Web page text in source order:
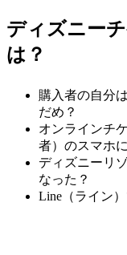
ディズニー
は？
購入者の自分
だめ？
オンラインチ
者）のスマホ
ディズニーリ
なった？
Line（ライン